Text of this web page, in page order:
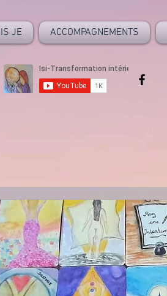
JE ACCOMPAGNEMENTS